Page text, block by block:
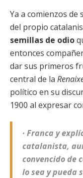
Ya a comienzos de
del propio
semillas de odio
entonces
dar sus primeros
central de la
político en su
1900 al expresar
· Franca y
catalanista,
convencido de
lo sea y pueda